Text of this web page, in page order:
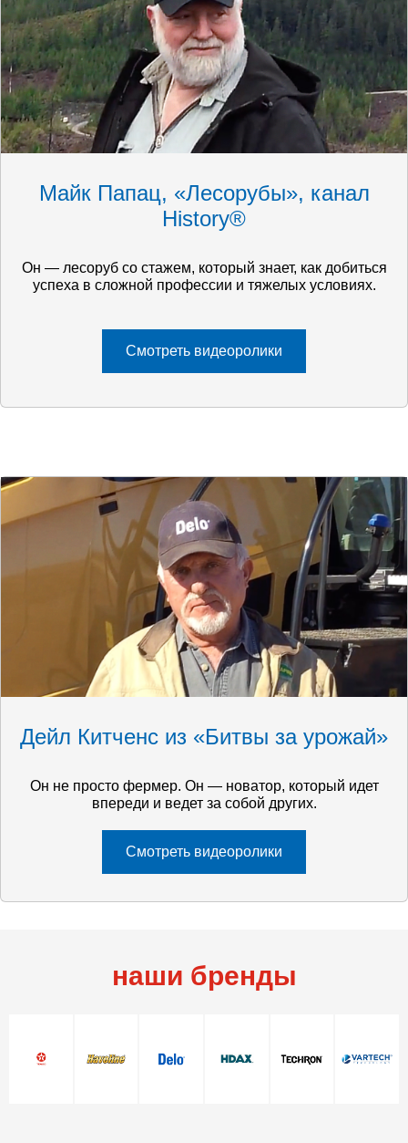
Майк Папац, «Лесорубы», канал
History®
Он — лесоруб со стажем, который знает, как добиться
успеха в сложной профессии и тяжелых условиях.
Смотреть видеоролики
Дейл Китченс из «Битвы за урожай»
Он не просто фермер. Он — новатор, который идет
впереди и ведет за собой других.
Смотреть видеоролики
наши бренды